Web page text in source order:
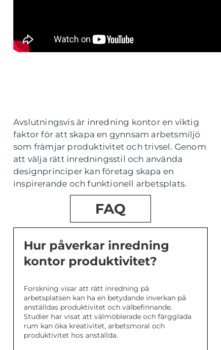
Avslutningsvis är inredning kontor en viktig
faktor för att skapa en gynnsam arbetsmiljö
som främjar produktivitet och trivsel. Genom
att välja rätt inredningsstil och använda
designprinciper kan företag skapa en
inspirerande och funktionell arbetsplats.
FAQ
Hur påverkar inredning
kontor produktivitet?
Forskning visar att rätt inredning på
arbetsplatsen kan ha en betydande inverkan på
anställdas produktivitet och välbefinnande.
Studier har visat att välmöblerade och färgglada
rum kan öka kreativitet, arbetsmoral och
produktivitet hos anställda.